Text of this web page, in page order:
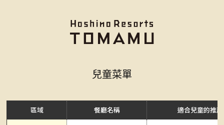
兒童菜單
區域 餐廳名稱 適合兒童的推